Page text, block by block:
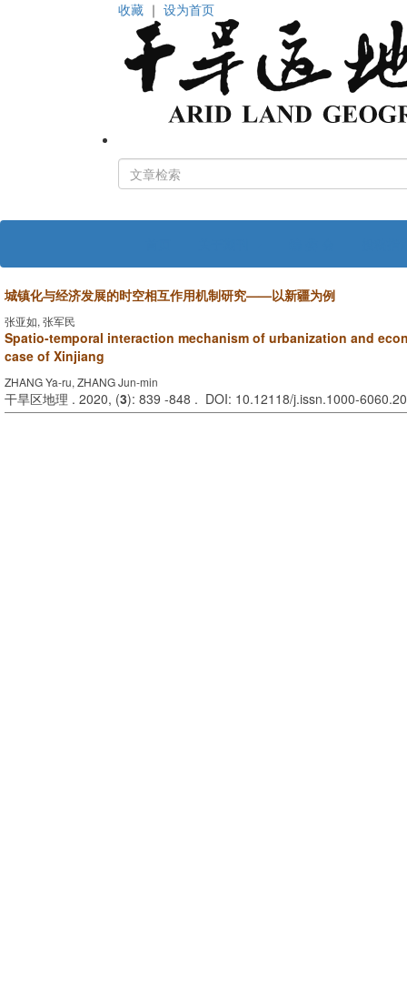
收藏 ｜ 设为首页
城镇化与经济发展的时空相互作用机制研究——以新疆为例
张亚如, 张军民
Spatio-temporal interaction mechanism of urbanization and
case of Xinjiang
ZHANG Ya-ru, ZHANG Jun-min
干旱区地理 . 2020, (3): 839 -848 . DOI: 10.12118/j.issn.1000-